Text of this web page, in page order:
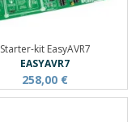
Starter-kit EasyAVR7
EASYAVR7
258,00 €